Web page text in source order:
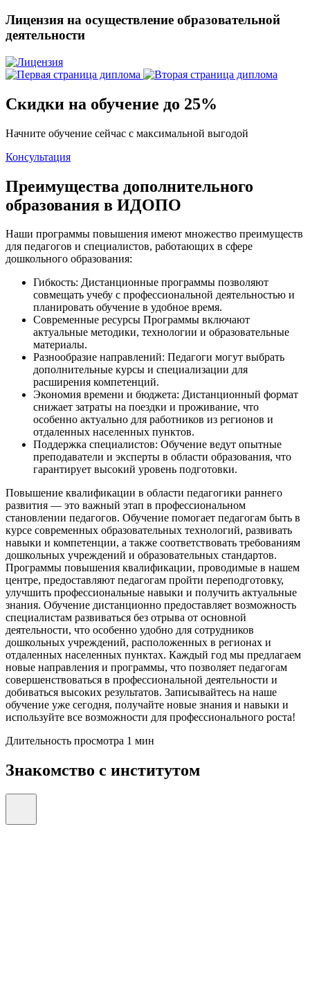
Лицензия на осуществление образовательной
деятельности
Скидки на обучение до 25%
Начните обучение сейчас с максимальной выгодой
Консультация
Преимущества дополнительного
образования в ИДОПО
Наши программы повышения имеют множество преимуществ
для педагогов и специалистов, работающих в сфере
дошкольного образования:
Гибкость: Дистанционные программы позволяют
совмещать учебу с профессиональной деятельностью и
планировать обучение в удобное время.
Современные ресурсы Программы включают
актуальные методики, технологии и образовательные
материалы.
Разнообразие направлений: Педагоги могут выбрать
дополнительные курсы и специализации для
расширения компетенций.
Экономия времени и бюджета: Дистанционный формат
снижает затраты на поездки и проживание, что
особенно актуально для работников из регионов и
отдаленных населенных пунктов.
Поддержка специалистов: Обучение ведут опытные
преподаватели и эксперты в области образования, что
гарантирует высокий уровень подготовки.
Повышение квалификации в области педагогики раннего
развития — это важный этап в профессиональном
становлении педагогов. Обучение помогает педагогам быть в
курсе современных образовательных технологий, развивать
навыки и компетенции, а также соответствовать требованиям
дошкольных учреждений и образовательных стандартов.
Программы повышения квалификации, проводимые в нашем
центре, предоставляют педагогам пройти переподготовку,
улучшить профессиональные навыки и получить актуальные
знания. Обучение дистанционно предоставляет возможность
специалистам развиваться без отрыва от основной
деятельности, что особенно удобно для сотрудников
дошкольных учреждений, расположенных в регионах и
отдаленных населенных пунктах. Каждый год мы предлагаем
новые направления и программы, что позволяет педагогам
совершенствоваться в профессиональной деятельности и
добиваться высоких результатов. Записывайтесь на наше
обучение уже сегодня, получайте новые знания и навыки и
используйте все возможности для профессионального роста!
Длительность просмотра 1 мин
Знакомство с институтом